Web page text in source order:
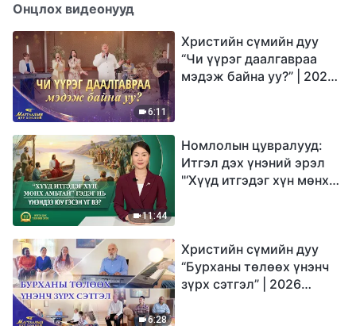
Онцлох видеонууд
6:11
Христийн сүмийн дуу
“Чи үүрэг даалгавраа
мэдэж байна уу?” | 2026
11:44
Номлолын цувралууд:
Итгэл дэх үнэний эрэл
"‘Хүүд итгэдэг хүн мөнх
6:28
Христийн сүмийн дуу
“Бурханы төлөөх үнэнч
зүрх сэтгэл” | 2026